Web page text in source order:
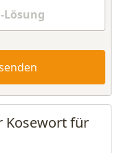
Kosewort für